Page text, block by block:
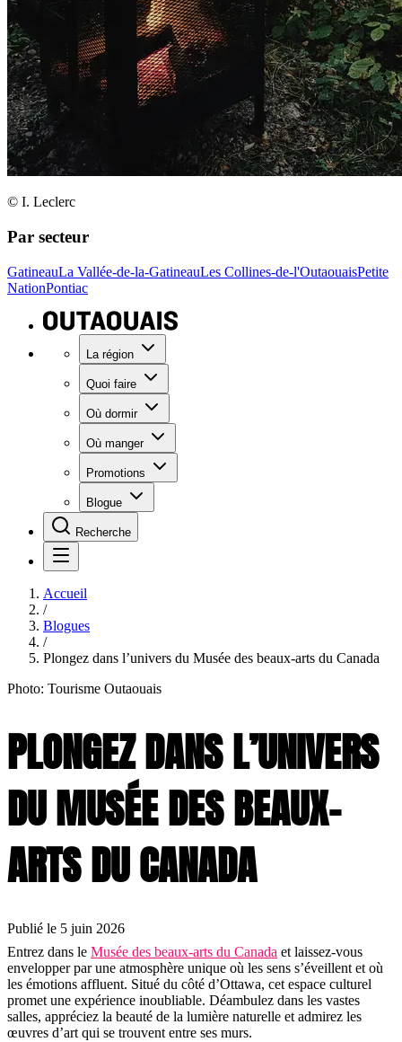
© I. Leclerc
Par secteur
GatineauLa Vallée-de-la-GatineauLes Collines-de-l'OutaouaisPetite
NationPontiac
La région
Quoi faire
Où dormir
Où manger
Promotions
Blogue
Recherche
Accueil
/
Blogues
/
Plongez dans l’univers du Musée des beaux-arts du Canada
Photo: Tourisme Outaouais
PLONGEZ DANS L’UNIVERS
DU MUSÉE DES BEAUX-
ARTS DU CANADA
Publié le 5 juin 2026
Entrez dans le Musée des beaux-arts du Canada et laissez-vous
envelopper par une atmosphère unique où les sens s’éveillent et où
les émotions affluent. Situé du côté d’Ottawa, cet espace culturel
promet une expérience inoubliable. Déambulez dans les vastes
salles, appréciez la beauté de la lumière naturelle et admirez les
œuvres d’art qui se trouvent entre ses murs.